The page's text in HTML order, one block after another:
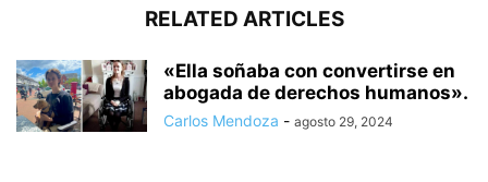
RELATED ARTICLES
«Ella soñaba con convertirse en
abogada de derechos humanos».
Carlos Mendoza - agosto 29, 2024